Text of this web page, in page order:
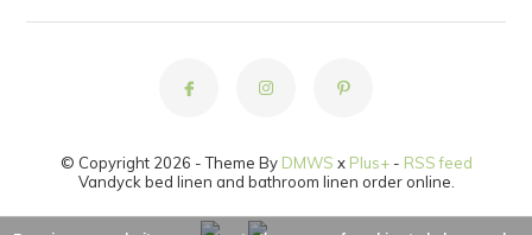
© Copyright 2026 - Theme By DMWS x Plus+- RSS feed
Vandyck bed linen and bathroom linen order online.